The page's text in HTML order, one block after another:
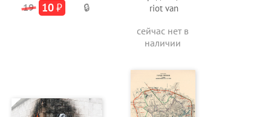
19 10₽ 🔒
riot van
сейчас нет в
наличии